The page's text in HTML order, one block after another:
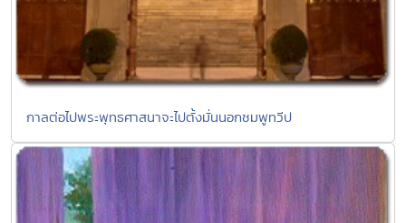
กาลต่อไปพระพุทธศาสนาจะไปตั้งมั่นนอกชมพูทวีป